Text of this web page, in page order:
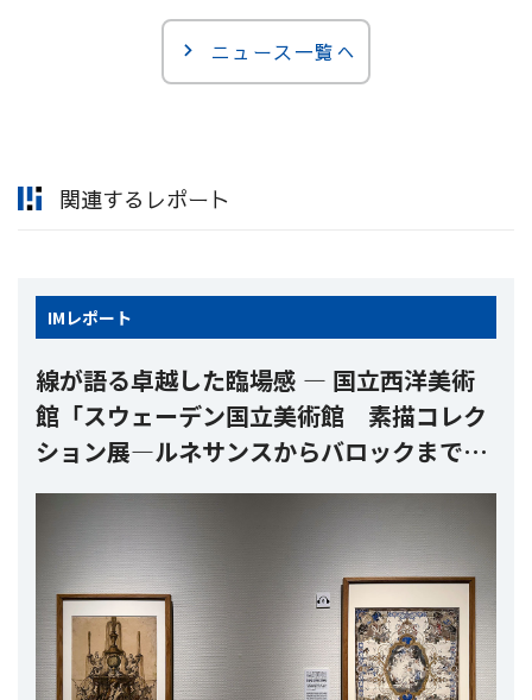
ニュース一覧へ
関連するレポート
IM レポート
線が語る卓越した臨場感 ― 国立西洋美術
館「スウェーデン国立美術館 素描コレク
ション展―ルネサンスからバロックまで」
（レポート）